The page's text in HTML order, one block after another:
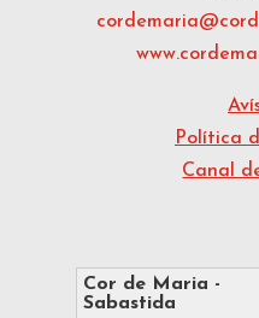
Política
Canal
Cor de Maria -
Sabastida